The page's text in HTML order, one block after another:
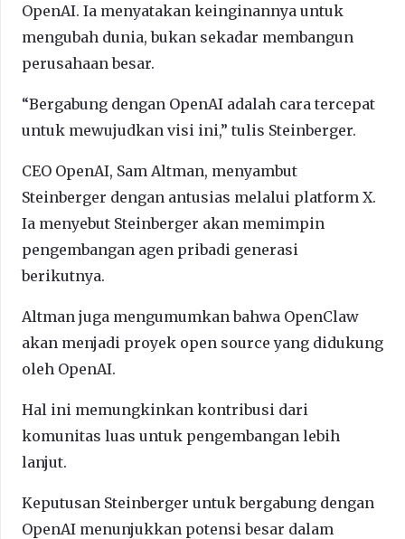
OpenAI. Ia menyatakan keinginannya untuk
mengubah dunia, bukan sekadar membangun
perusahaan besar.
“Bergabung dengan OpenAI adalah cara tercepat
untuk mewujudkan visi ini,” tulis Steinberger.
CEO OpenAI, Sam Altman, menyambut
Steinberger dengan antusias melalui platform X.
Ia menyebut Steinberger akan memimpin
pengembangan agen pribadi generasi
berikutnya.
Altman juga mengumumkan bahwa OpenClaw
akan menjadi proyek open source yang didukung
oleh OpenAI.
Hal ini memungkinkan kontribusi dari
komunitas luas untuk pengembangan lebih
lanjut.
Keputusan Steinberger untuk bergabung dengan
OpenAI menunjukkan potensi besar dalam